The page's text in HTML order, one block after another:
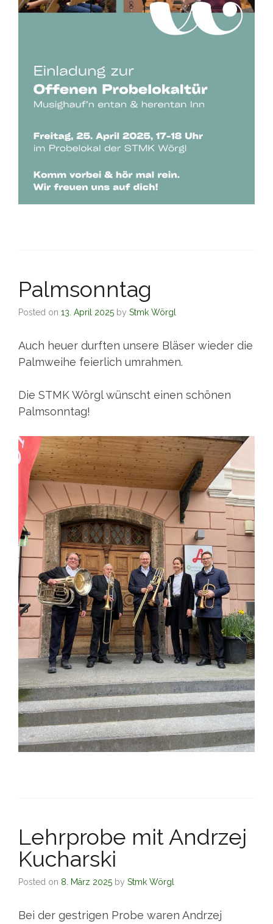
Palmsonntag
Posted on 13. April 2025 by Stmk Wörgl
Auch heuer durften unsere Bläser wieder die
Palmweihe feierlich umrahmen.
Die STMK Wörgl wünscht einen schönen
Palmsonntag!
Lehrprobe mit Andrzej
Kucharski
Posted on 8. März 2025 by Stmk Wörgl
Bei der gestrigen Probe waren Andrzej